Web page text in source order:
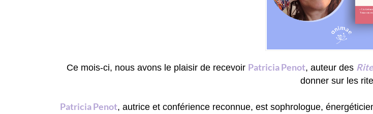
Ce mois-ci, nous avons le plaisir de recevoir Patricia Penot, auteur des
donner sur les
Patricia Penot, autrice et conférience reconnue, est sophrologue,